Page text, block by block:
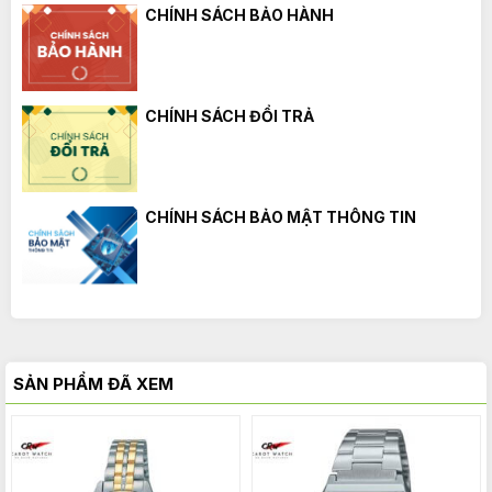
CHÍNH SÁCH BẢO HÀNH
CHÍNH SÁCH ĐỔI TRẢ
CHÍNH SÁCH BẢO MẬT THÔNG TIN
SẢN PHẨM ĐÃ XEM